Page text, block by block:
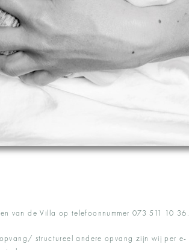
van de Villa op telefoonnummer 073 511 10 36.
structureel andere opvang zijn wij per e-